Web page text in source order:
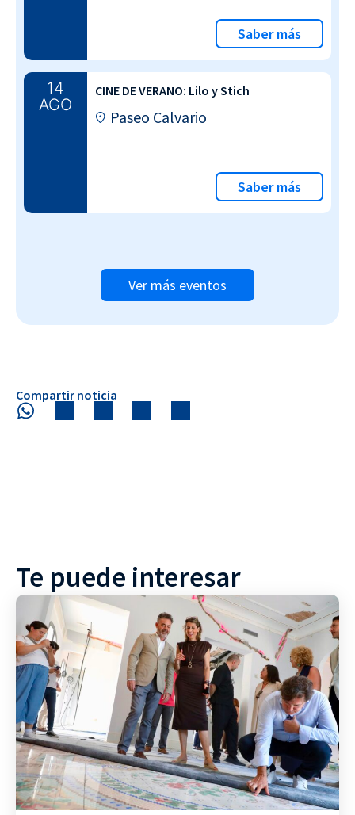
Saber más
14
AGO
CINE DE VERANO: Lilo y Stich
Paseo Calvario
Saber más
Ver más eventos
Compartir noticia
Te puede interesar